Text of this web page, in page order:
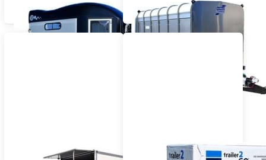
Pferdeanhänger Viehanhänger
Spezialanhänger Anhänger MIETEN